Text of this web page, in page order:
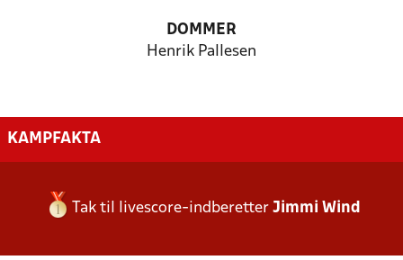
DOMMER
Henrik Pallesen
KAMPFAKTA
Tak til livescore-indberetter Jimmi Wind